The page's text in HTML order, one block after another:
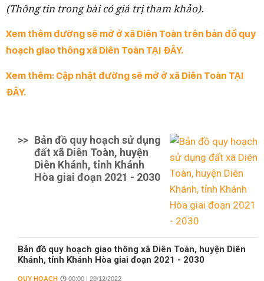
(Thông tin trong bài có giá trị tham khảo).
Xem thêm đường sẽ mở ở xã Diên Toàn trên bản đồ quy
hoạch giao thông xã Diên Toàn TẠI ĐÂY.
Xem thêm: Cập nhật đường sẽ mở ở xã Diên Toàn TẠI
ĐÂY.
>> Bản đồ quy hoạch sử dụng
đất xã Diên Toàn, huyện
Diên Khánh, tỉnh Khánh
Hòa giai đoạn 2021 - 2030
Bản đồ quy hoạch giao thông xã Diên Toàn, huyện Diên
Khánh, tỉnh Khánh Hòa giai đoạn 2021 - 2030
QUY HOẠCH 00:00 | 29/12/2022